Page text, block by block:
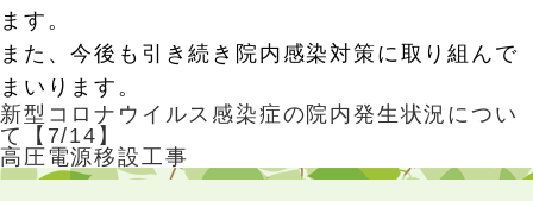
ます。
また、今後も引き続き院内感染対策に取り組んで
まいります。
新型コロナウイルス感染症の院内発生状況につい
て【7/14】
高圧電源移設工事